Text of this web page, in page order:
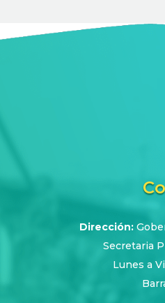
Dirección:
Secretaria
Lunes a